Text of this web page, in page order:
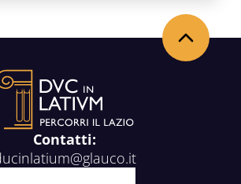
Contatti:
Back to the top